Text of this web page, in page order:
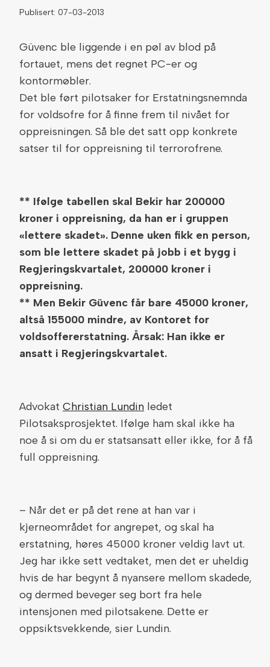
Publisert: 07-03-2013
Güvenc ble liggende i en pøl av blod på
fortauet, mens det regnet PC-er og
kontormøbler.
Det ble ført pilotsaker for Erstatningsnemnda
for voldsofre for å finne frem til nivået for
oppreisningen. Så ble det satt opp konkrete
satser til for oppreisning til terrorofrene.
** Ifølge tabellen skal Bekir har 200000
kroner i oppreisning, da han er i gruppen
«lettere skadet». Denne uken fikk en person,
som ble lettere skadet på jobb i et bygg i
Regjeringskvartalet, 200000 kroner i
oppreisning.
** Men Bekir Güvenc får bare 45000 kroner,
altså 155000 mindre, av Kontoret for
voldsoffererstatning. Årsak: Han ikke er
ansatt i Regjeringskvartalet.
Advokat Christian Lundin ledet
Pilotsaksprosjektet. Ifølge ham skal ikke ha
noe å si om du er statsansatt eller ikke, for å få
full oppreisning.
– Når det er på det rene at han var i
kjerneområdet for angrepet, og skal ha
erstatning, høres 45000 kroner veldig lavt ut.
Jeg har ikke sett vedtaket, men det er uheldig
hvis de har begynt å nyansere mellom skadede,
og dermed beveger seg bort fra hele
intensjonen med pilotsakene. Dette er
oppsiktsvekkende, sier Lundin.